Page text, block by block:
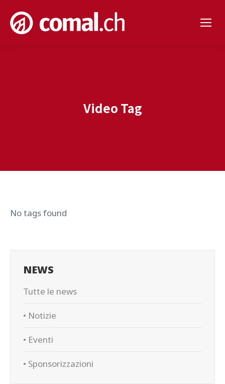
Video Tag
No tags found
NEWS
Tutte le news
• Notizie
• Eventi
• Sponsorizzazioni